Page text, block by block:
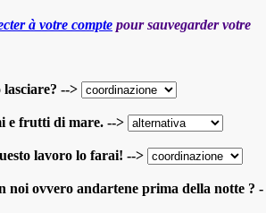
à votre compte pour sauvegarder votre
-->
e frutti di mare. -->
lavoro lo farai! -->
noi ovvero andartene prima della notte ? -